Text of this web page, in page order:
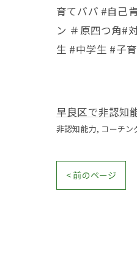
育てパパ #自己
ン ＃原四つ角#
生 #中学生 #子
早良区で非認知
非認知能力 コーチン
< 前のページ